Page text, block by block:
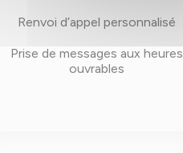
Renvoi d’appel personnalisé
Prise de messages aux heures
ouvrables